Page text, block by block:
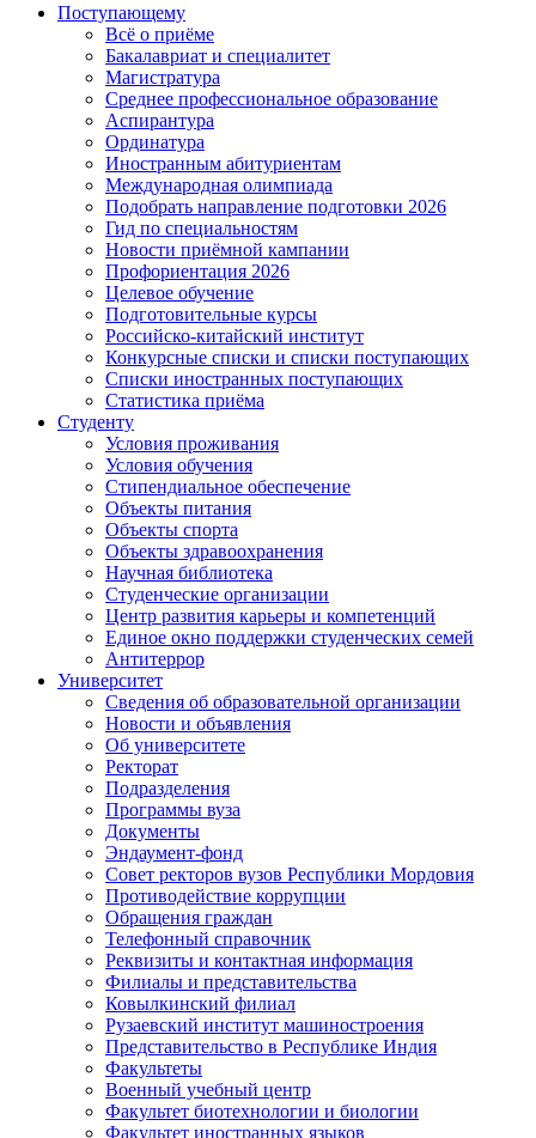
Поступающему
Всё о приёме
Бакалавриат и специалитет
Магистратура
Среднее профессиональное образование
Аспирантура
Ординатура
Иностранным абитуриентам
Международная олимпиада
Подобрать направление подготовки 2026
Гид по специальностям
Новости приёмной кампании
Профориентация 2026
Целевое обучение
Подготовительные курсы
Российско-китайский институт
Конкурсные списки и списки поступающих
Списки иностранных поступающих
Статистика приёма
Студенту
Условия проживания
Условия обучения
Стипендиальное обеспечение
Объекты питания
Объекты спорта
Объекты здравоохранения
Научная библиотека
Студенческие организации
Центр развития карьеры и компетенций
Единое окно поддержки студенческих семей
Антитеррор
Университет
Сведения об образовательной организации
Новости и объявления
Об университете
Ректорат
Подразделения
Программы вуза
Документы
Эндаумент-фонд
Совет ректоров вузов Республики Мордовия
Противодействие коррупции
Обращения граждан
Телефонный справочник
Реквизиты и контактная информация
Филиалы и представительства
Ковылкинский филиал
Рузаевский институт машиностроения
Представительство в Республике Индия
Факультеты
Военный учебный центр
Факультет биотехнологии и биологии
Факультет иностранных языков